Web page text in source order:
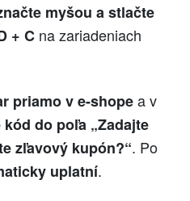
myšou a stlačte
+ C na zariadeniach
priamo v e-shopea v
do poľa „Zadajte
zľavový kupón?“. Po
uplatní.